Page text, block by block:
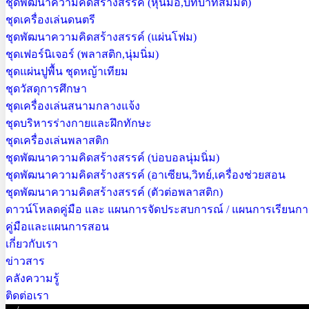
ชุดพัฒนาความคิดสร้างสรรค์ (หุ่นมือ,บทบาทสมมติ)
ชุดเครื่องเล่นดนตรี
ชุดพัฒนาความคิดสร้างสรรค์ (แผ่นโฟม)
ชุดเฟอร์นิเจอร์ (พลาสติก,นุ่มนิ่ม)
ชุดแผ่นปูพื้น ชุดหญ้าเทียม
ชุดวัสดุการศึกษา
ชุดเครื่องเล่นสนามกลางแจ้ง
ชุดบริหารร่างกายและฝึกทักษะ
ชุดเครื่องเล่นพลาสติก
ชุดพัฒนาความคิดสร้างสรรค์ (บ่อบอลนุ่มนิ่ม)
ชุดพัฒนาความคิดสร้างสรรค์ (อาเซียน,วิทย์,เครื่องช่วยสอน
ชุดพัฒนาความคิดสร้างสรรค์ (ตัวต่อพลาสติก)
ดาวน์โหลดคู่มือ และ แผนการจัดประสบการณ์ / แผนการเรียนก
คู่มือและแผนการสอน
เกี่ยวกับเรา
ข่าวสาร
คลังความรู้
ติดต่อเรา